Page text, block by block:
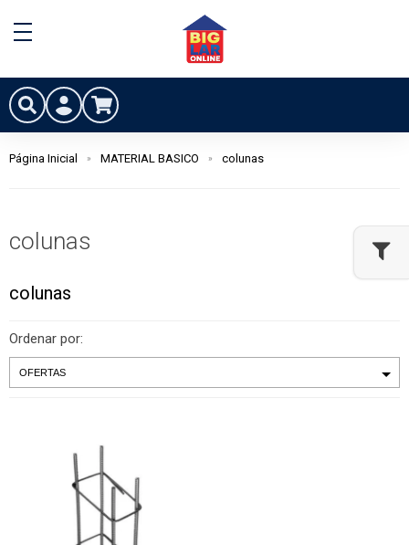
Página Inicial MATERIAL BASICO colunas
colunas
colunas
Ordenar por: